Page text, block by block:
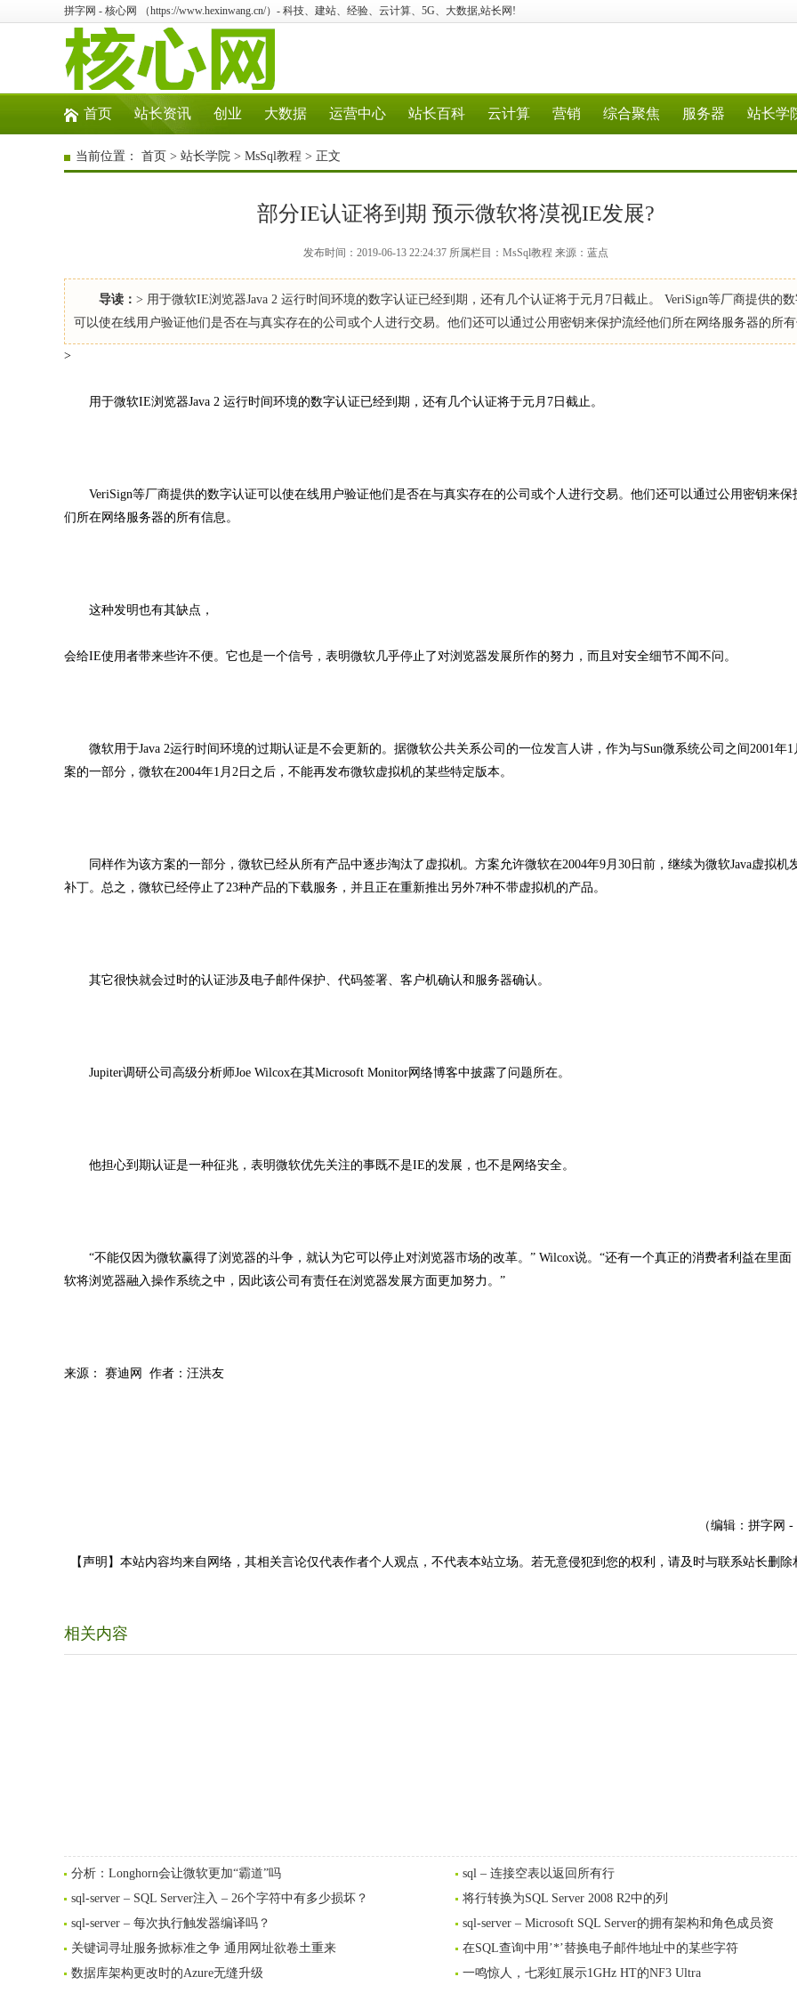
拼字网 - 核心网 （https://www.hexinwang.cn/）- 科技、建站、经验、云计算、5G、大数据,站长网!
首页 站长资讯 创业 大数据 运营中心 站长百科 云计算 营销 综合聚焦 服务器 站长学
当前位置： 首页 > 站长学院 > MsSql教程 > 正文
部分IE认证将到期 预示微软将漠视IE发展?
发布时间：2019-06-13 22:24:37 所属栏目：MsSql教程 来源：蓝点
导读： > 用于微软IE浏览器Java 2 运行时间环境的数字认证已经到期，还有几个认证将于元月7日截止。 VeriSign等厂商提供的
可以使在线用户验证他们是否在与真实存在的公司或个人进行交易。他们还可以通过公用密钥来保护流经他们所在网络服务器的所
>
用于微软IE浏览器Java 2 运行时间环境的数字认证已经到期，还有几个认证将于元月7日截止。
VeriSign等厂商提供的数字认证可以使在线用户验证他们是否在与真实存在的公司或个人进行交易。他们还可以通过公用密钥来保
们所在网络服务器的所有信息。
这种发明也有其缺点，
会给IE使用者带来些许不便。它也是一个信号，表明微软几乎停止了对浏览器发展所作的努力，而且对安全细节不闻不问。
微软用于Java 2运行时间环境的过期认证是不会更新的。据微软公共关系公司的一位发言人讲，作为与Sun微系统公司之间2001年1
案的一部分，微软在2004年1月2日之后，不能再发布微软虚拟机的某些特定版本。
同样作为该方案的一部分，微软已经从所有产品中逐步淘汰了虚拟机。方案允许微软在2004年9月30日前，继续为微软Java虚拟机
补丁。总之，微软已经停止了23种产品的下载服务，并且正在重新推出另外7种不带虚拟机的产品。
其它很快就会过时的认证涉及电子邮件保护、代码签署、客户机确认和服务器确认。
Jupiter调研公司高级分析师Joe Wilcox在其Microsoft Monitor网络博客中披露了问题所在。
他担心到期认证是一种征兆，表明微软优先关注的事既不是IE的发展，也不是网络安全。
“不能仅因为微软赢得了浏览器的斗争，就认为它可以停止对浏览器市场的改革。” Wilcox说。“还有一个真正的消费者利益在里面
软将浏览器融入操作系统之中，因此该公司有责任在浏览器发展方面更加努力。”
来源： 赛迪网 作者：汪洪友
（编辑：拼字网
【声明】本站内容均来自网络，其相关言论仅代表作者个人观点，不代表本站立场。若无意侵犯到您的权利，请及时与联系站长删
相关内容
分析：Longhorn会让微软更加“霸道”吗
sql – 连接空表以返回所有行
sql-server – SQL Server注入 – 26个字符中有多少损坏？
将行转换为SQL Server 2008 R2中的列
sql-server – 每次执行触发器编译吗？
sql-server – Microsoft SQL Server的拥有架构和角色成员资
关键词寻址服务掀标准之争 通用网址欲卷土重来
在SQL查询中用’*’替换电子邮件地址中的某些字符
数据库架构更改时的Azure无缝升级
一鸣惊人，七彩虹展示1GHz HT的NF3 Ultra